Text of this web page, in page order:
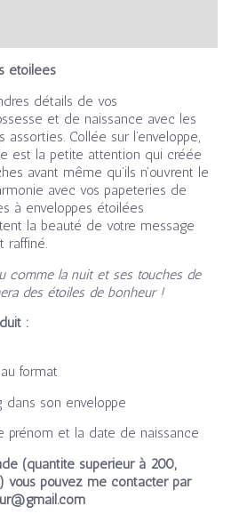
étoilées
détails de vos
et de naissance avec les
Collée sur l’enveloppe,
est la petite attention qui créée
avant même qu’ils n’ouvrent le
avec vos papeteries de
à enveloppes étoilées
la beauté de votre message
raffiné.
comme la nuit et ses touches de
des étoiles de bonheur !
:
format
son enveloppe
prénom et la date de naissance
(quantité supérieur à 200,
vous pouvez me contacter par